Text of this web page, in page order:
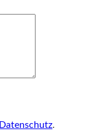
Datenschutz.